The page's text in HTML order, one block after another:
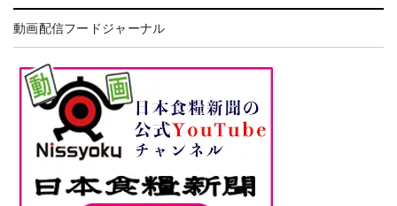
動画配信フードジャーナル